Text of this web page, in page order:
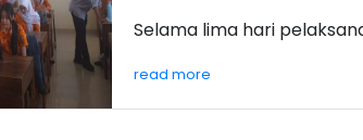
Selama lima hari
read more